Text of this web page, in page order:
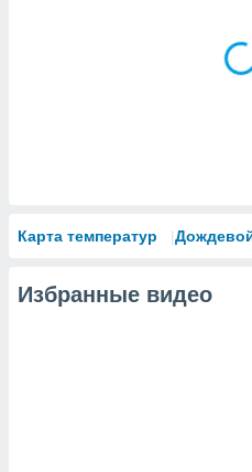
Карта температур
Избранные видео